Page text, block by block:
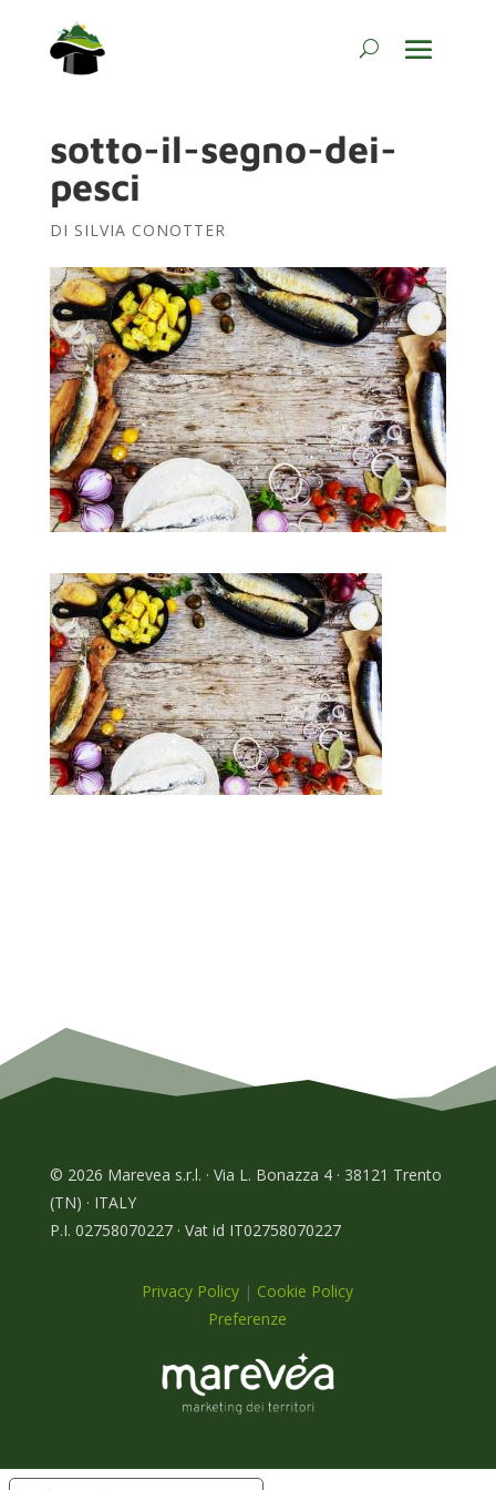
sotto-il-segno-dei-
pesci
DI SILVIA CONOTTER
© 2026 Marevea s.r.l. · Via L. Bonazza 4 · 38121 Trento
(TN) · ITALY
P.I. 02758070227 · Vat id IT02758070227
Privacy Policy | Cookie Policy
Preferenze